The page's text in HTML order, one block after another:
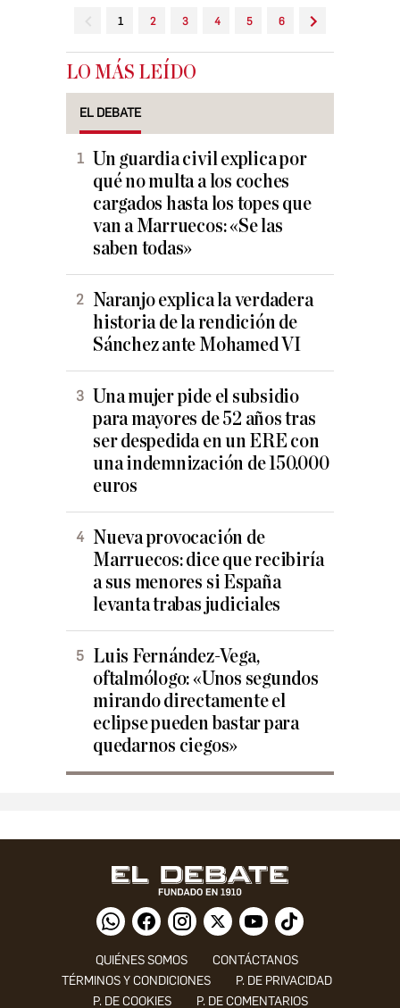
1 2 3 4 5 6
LO MÁS LEÍDO
EL DEBATE
Un guardia civil explica por
qué no multa a los coches
cargados hasta los topes que
van a Marruecos: «Se las
saben todas»
Naranjo explica la verdadera
historia de la rendición de
Sánchez ante Mohamed VI
Una mujer pide el subsidio
para mayores de 52 años tras
ser despedida en un ERE con
una indemnización de 150.000
euros
Nueva provocación de
Marruecos: dice que recibiría
a sus menores si España
levanta trabas judiciales
Luis Fernández-Vega,
oftalmólogo: «Unos segundos
mirando directamente el
eclipse pueden bastar para
quedarnos ciegos»
QUIÉNES SOMOS
CONTÁCTANOS
TÉRMINOS Y CONDICIONES
P. DE PRIVACIDAD
P. DE COOKIES
P. DE COMENTARIOS